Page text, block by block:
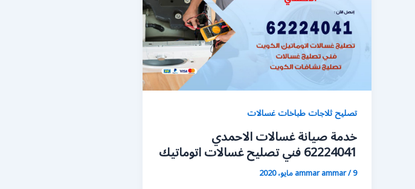
تصليح ثلاجات طباخات غسالات
خدمة صيانة غسالات الاحمدي
62224041 فني تصليح غسالات اتوماتيك
ammar ammar/9 مايو، 2020